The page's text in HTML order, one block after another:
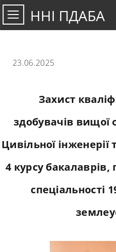
ННІ ПДАБА
23.06.2025
Захист
здобувачів вищої
Цивільної інженерії
4 курсу бакалаврів,
спеціальності